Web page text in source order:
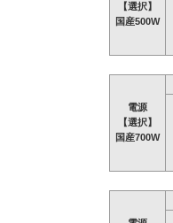
【選択】
国産500W
電源
【選択】
国産700W